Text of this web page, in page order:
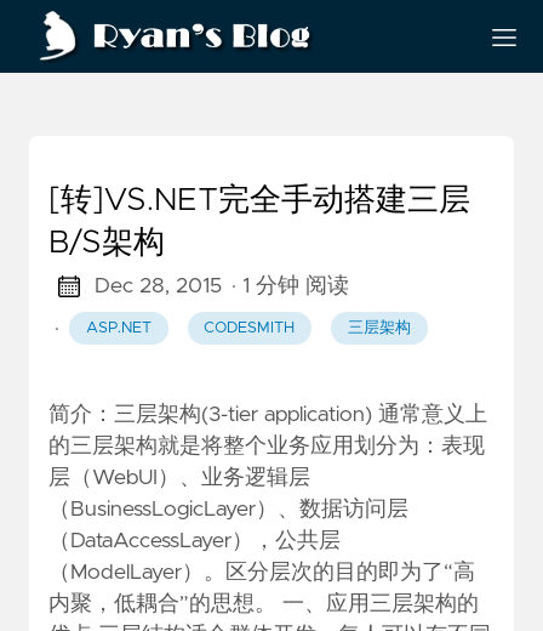
[转]VS.NET完全手动搭建三层
B/S架构
Dec 28, 2015 · 1 分钟 阅读
·
ASP.NET CODESMITH 三层架构
简介：三层架构(3-tier application) 通常意义上
的三层架构就是将整个业务应用划分为：表现
层（WebUI）、业务逻辑层
（BusinessLogicLayer）、数据访问层
（DataAccessLayer），公共层
（ModelLayer）。区分层次的目的即为了“高
内聚，低耦合”的思想。 一、应用三层架构的